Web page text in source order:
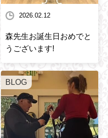
2026.02.12
森先生お誕生日おめでと
うございます!
BLOG